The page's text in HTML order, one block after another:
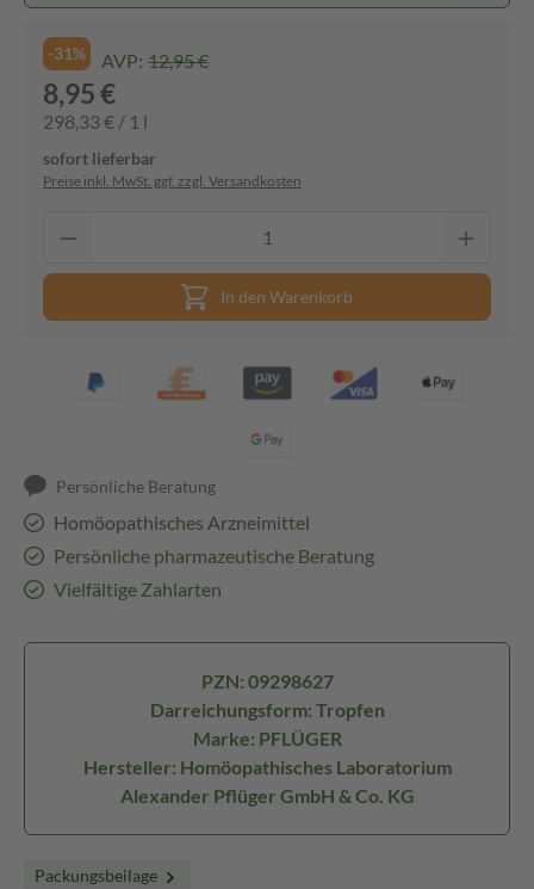
-31% AVP: 12,95 €
8,95 €
298,33 € / 1 l
sofort lieferbar
Preise inkl. MwSt. ggf. zzgl. Versandkosten
In den Warenkorb
Persönliche Beratung
Homöopathisches Arzneimittel
Persönliche pharmazeutische Beratung
Vielfältige Zahlarten
PZN: 09298627
Darreichungsform: Tropfen
Marke: PFLÜGER
Hersteller: Homöopathisches Laboratorium
Alexander Pflüger GmbH & Co. KG
Packungsbeilage